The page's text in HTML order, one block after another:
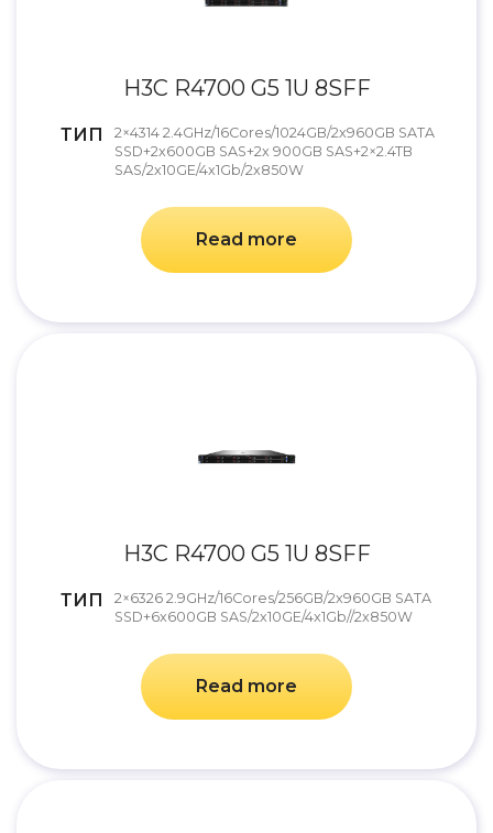
H3C R4700 G5 1U 8SFF
ТИП
2×4314 2.4GHz/16Cores/1024GB/2x960GB SATA
SSD+2x600GB SAS+2x 900GB SAS+2×2.4TB
SAS/2x10GE/4x1Gb/2x850W
Read more
H3C R4700 G5 1U 8SFF
ТИП
2×6326 2.9GHz/16Cores/256GB/2x960GB SATA
SSD+6x600GB SAS/2x10GE/4x1Gb//2x850W
Read more